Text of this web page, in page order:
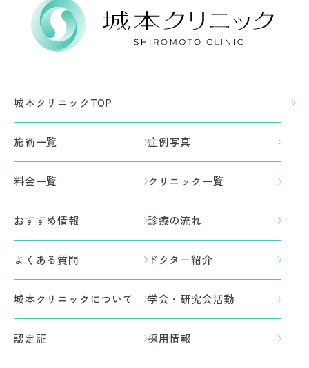
城本クリニックTOP
施術一覧 症例写真
料金一覧 クリニック一覧
おすすめ情報 診療の流れ
よくある質問 ドクター紹介
城本クリニックについて 学会・研究会活動
認定証 採用情報